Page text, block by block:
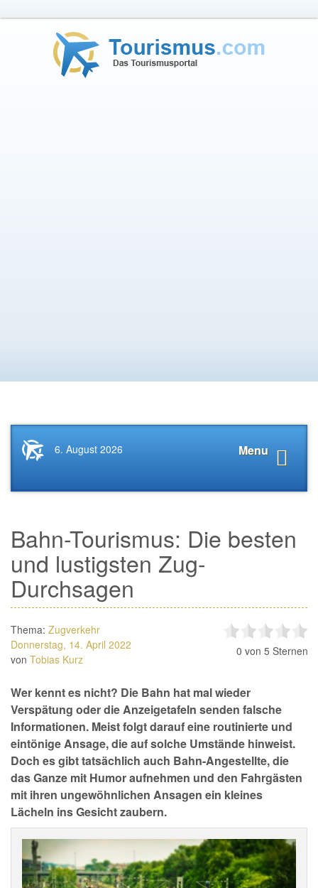
Startseite
News.Tourismus.com
Menu
6. August 2026
Bahn-Tourismus: Die besten
und lustigsten Zug-
Durchsagen
Thema: Zugverkehr
Donnerstag, 14. April 2022
von Tobias Kurz
0 von 5 Sternen
Wer kennt es nicht? Die Bahn hat mal wieder
Verspätung oder die Anzeigetafeln senden falsche
Informationen. Meist folgt darauf eine routinierte und
eintönige Ansage, die auf solche Umstände hinweist.
Doch es gibt tatsächlich auch Bahn-Angestellte, die
das Ganze mit Humor aufnehmen und den Fahrgästen
mit ihren ungewöhnlichen Ansagen ein kleines
Lächeln ins Gesicht zaubern.